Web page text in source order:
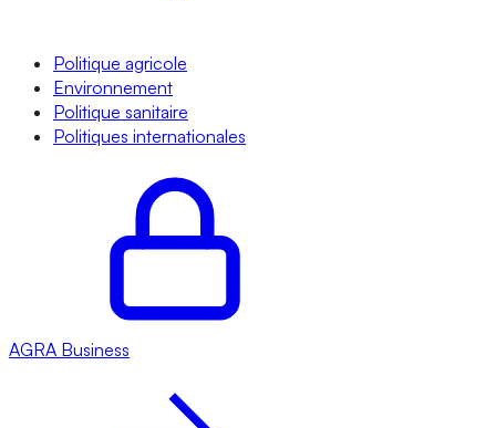
Politique agricole
Environnement
Politique sanitaire
Politiques internationales
AGRA Business